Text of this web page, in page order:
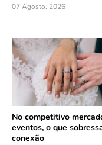
07 Agosto, 2026
No competitivo
eventos, o que
conexão